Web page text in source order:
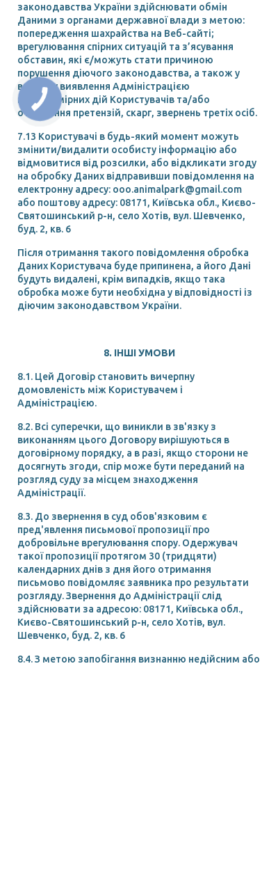
законодавства України здійснювати обмін
Даними з органами державної влади з метою:
попередження шахрайства на Веб-сайті;
врегулювання спірних ситуацій та з’ясування
обставин, які є/можуть стати причиною
порушення діючого законодавства, а також у
випадку виявлення Адміністрацією
неправомірних дій Користувачів та/або
отримання претензій, скарг, звернень третіх осіб.
7.13 Користувачі в будь-який момент можуть
змінити/видалити особисту інформацію або
відмовитися від розсилки, або відкликати згоду
на обробку Даних відправивши повідомлення на
електронну адресу: ooo.animalpark@gmail.com
або поштову адресу: 08171, Київська обл., Києво-
Святошинський р-н, село Хотів, вул. Шевченко,
буд. 2, кв. 6
Після отримання такого повідомлення обробка
Даних Користувача буде припинена, а його Дані
будуть видалені, крім випадків, якщо така
обробка може бути необхідна у відповідності із
діючим законодавством України.
8. ІНШІ УМОВИ
8.1. Цей Договір становить вичерпну
домовленість між Користувачем і
Адміністрацією.
8.2. Всі суперечки, що виникли в зв'язку з
виконанням цього Договору вирішуються в
договірному порядку, а в разі, якщо сторони не
досягнуть згоди, спір може бути переданий на
розгляд суду за місцем знаходження
Адміністрації.
8.3. До звернення в суд обов'язковим є
пред'явлення письмової пропозиції про
добровільне врегулювання спору. Одержувач
такої пропозиції протягом 30 (тридцяти)
календарних днів з дня його отримання
письмово повідомляє заявника про результати
розгляду. Звернення до Адміністрації слід
здійснювати за адресою: 08171, Київська обл.,
Києво-Святошинський р-н, село Хотів, вул.
Шевченко, буд. 2, кв. 6
8.4. З метою запобігання визнанню недійсним або